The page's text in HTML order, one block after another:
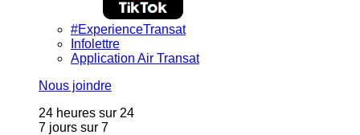
#ExperienceTransat
Infolettre
Application Air Transat
Nous joindre
24 heures sur 24
7 jours sur 7